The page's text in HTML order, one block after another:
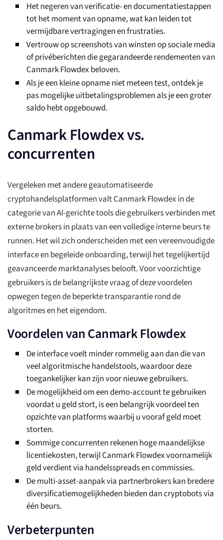
Het negeren van verificatie- en documentatiestappen
tot het moment van opname, wat kan leiden tot
vermijdbare vertragingen en frustraties.
Vertrouw op screenshots van winsten op sociale media
of privéberichten die gegarandeerde rendementen van
Canmark Flowdex beloven.
Als je een kleine opname niet meteen test, ontdek je
pas mogelijke uitbetalingsproblemen als je een groter
saldo hebt opgebouwd.
Canmark Flowdex vs.
concurrenten
Vergeleken met andere geautomatiseerde
cryptohandelsplatformen valt Canmark Flowdex in de
categorie van AI-gerichte tools die gebruikers verbinden met
externe brokers in plaats van een volledige interne beurs te
runnen. Het wil zich onderscheiden met een vereenvoudigde
interface en begeleide onboarding, terwijl het tegelijkertijd
geavanceerde marktanalyses belooft. Voor voorzichtige
gebruikers is de belangrijkste vraag of deze voordelen
opwegen tegen de beperkte transparantie rond de
algoritmes en het eigendom.
Voordelen van Canmark Flowdex
De interface voelt minder rommelig aan dan die van
veel algoritmische handelstools, waardoor deze
toegankelijker kan zijn voor nieuwe gebruikers.
De mogelijkheid om een demo-account te gebruiken
voordat u geld stort, is een belangrijk voordeel ten
opzichte van platforms waarbij u vooraf geld moet
storten.
Sommige concurrenten rekenen hoge maandelijkse
licentiekosten, terwijl Canmark Flowdex voornamelijk
geld verdient via handelsspreads en commissies.
De multi-asset-aanpak via partnerbrokers kan bredere
diversificatiemogelijkheden bieden dan cryptobots via
één beurs.
Verbeterpunten